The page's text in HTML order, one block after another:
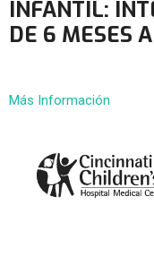
INFANTIL:
DE 6 MESES
Más Información